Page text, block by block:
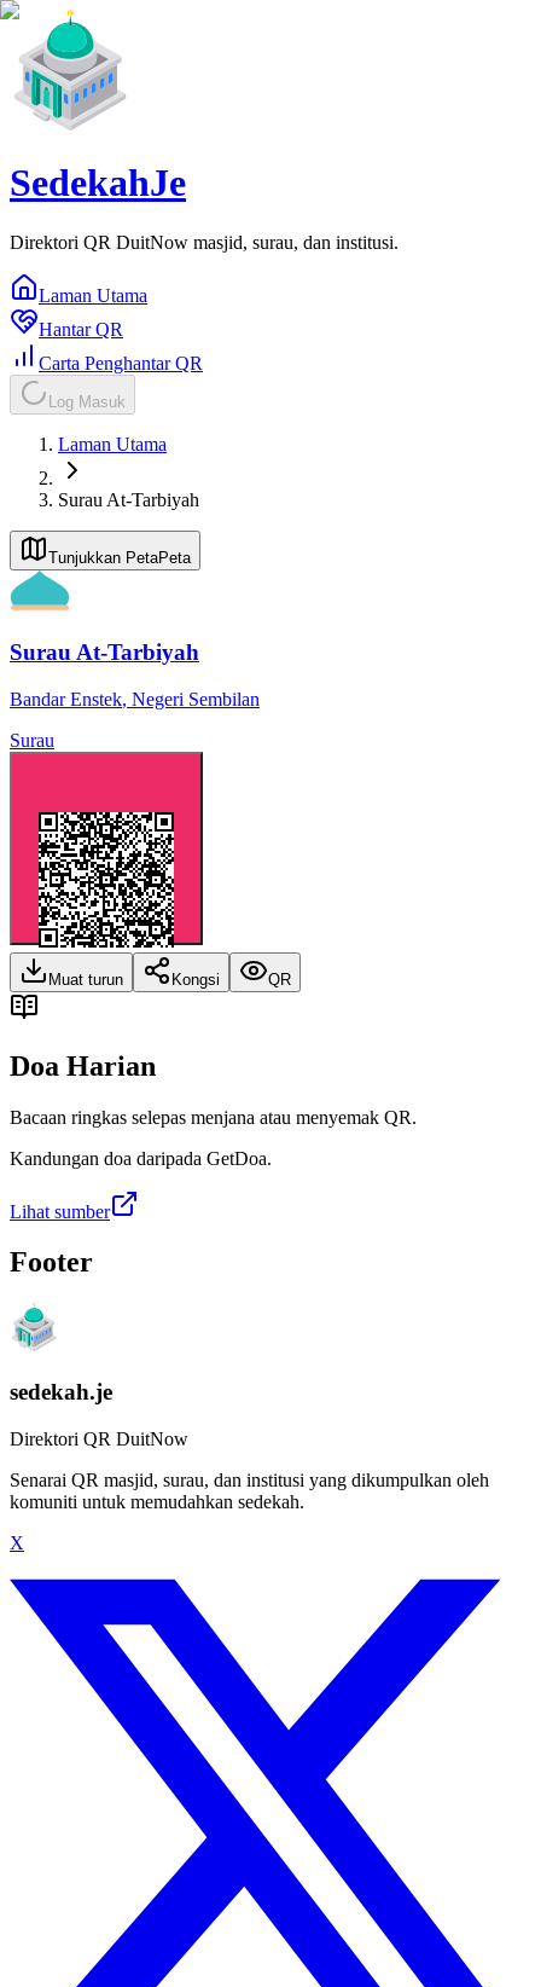
SedekahJe
Direktori QR DuitNow masjid, surau, dan institusi.
Laman Utama
Hantar QR
Carta Penghantar QR
Log Masuk
Laman Utama
Surau At-Tarbiyah
Tunjukkan PetaPeta
Surau At-Tarbiyah
Bandar Enstek, Negeri Sembilan
Surau
Muat turun Kongsi QR
Doa Harian
Bacaan ringkas selepas menjana atau menyemak QR.
Kandungan doa daripada GetDoa.
Lihat sumber
Footer
sedekah.je
Direktori QR DuitNow
Senarai QR masjid, surau, dan institusi yang dikumpulkan oleh
komuniti untuk memudahkan sedekah.
X